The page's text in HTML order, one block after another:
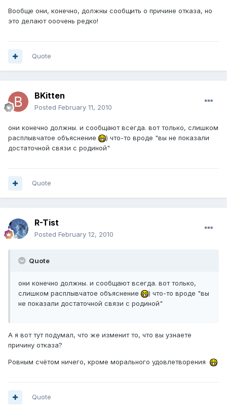
Вообще они, конечно, должны сообщить о причине отказа, но
это делают ооочень редко!
Quote
BKitten
Posted February 11, 2010
они конечно должны. и сообщают всегда. вот только, слишком
расплывчатое объяснение
) что-то вроде "вы не показали
достаточной связи с родиной"
Quote
R-Tist
Posted February 12, 2010
Quote
они конечно должны. и сообщают всегда. вот только,
слишком расплывчатое объяснение
) что-то вроде "вы
не показали достаточной связи с родиной"
А я вот тут подумал, что же изменит то, что вы узнаете
причину отказа?
Ровным счётом ничего, кроме морального удовлетворения
Quote